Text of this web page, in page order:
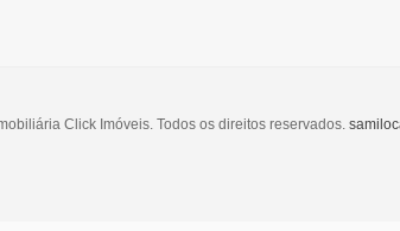
Click Imóveis. Todos os direitos reservados.